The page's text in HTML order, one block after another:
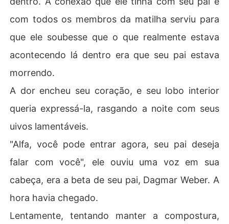
Em um evento beneficente em um orfanato, onde ele d
eixou Elizabet Patrick ao nascer, para protegê-la, ela nã
o sabe quem realmente é, nem que lobisomens existem,
e eles até mesmo impediram que seu lobo atingisse a m
aioridade até encontrarem seu companheiro. O Alfa só t
iro ele deve ajudá-la a descobrir quem é realmente a Lu
a da matilha Roter Mord e sua companheira para toda a
vida.
com todos os membros da matilha serviu para
que ele soubesse que o que realmente estava
acontecendo lá dentro era que seu pai estava
morrendo.
A dor encheu seu coração, e seu lobo interior
queria expressá-la, rasgando a noite com seus
uivos lamentáveis.
"Alfa, você pode entrar agora, seu pai deseja
falar com você", ele ouviu uma voz em sua
cabeça, era a beta de seu pai, Dagmar Weber. A
hora havia chegado.
Lentamente, tentando manter a compostura,